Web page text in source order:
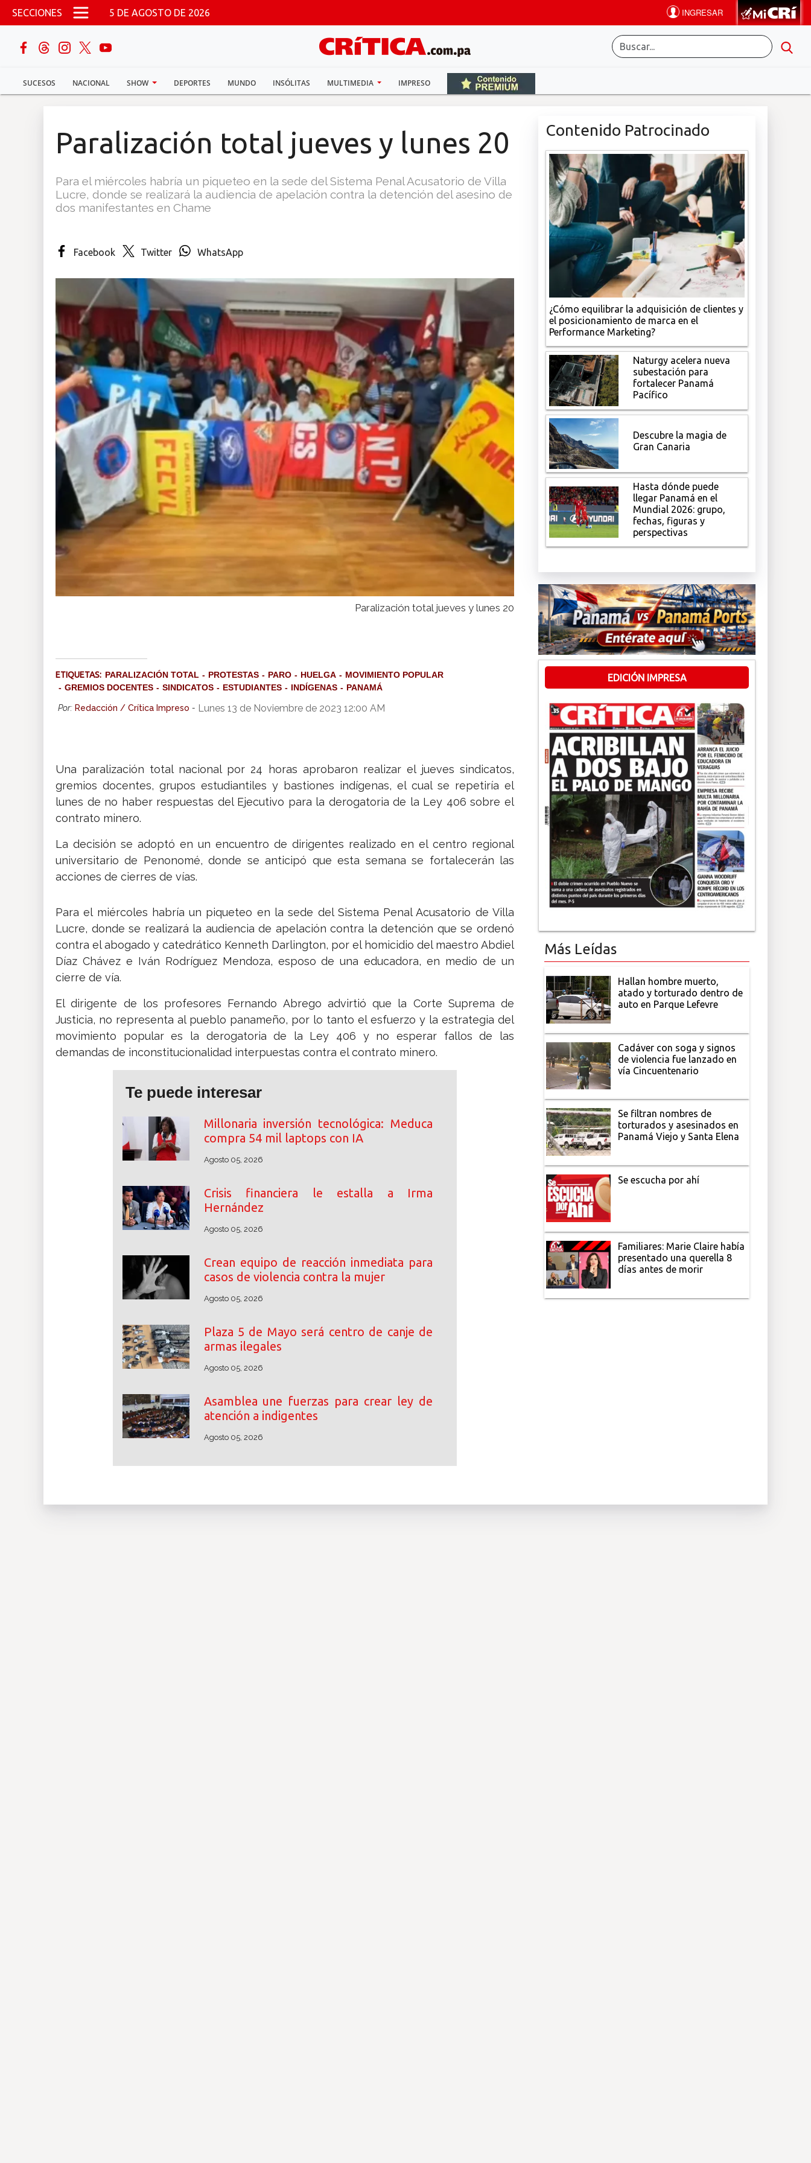
Pasar al contenido principal
SECCIONES 5 DE AGOSTO DE 2026
SUCESOS NACIONAL SHOW DEPORTES MUNDO INSÓLITAS MULTIMEDIA IMPRESO
buscar
Sucesos
Multimedia
Paralización total jueves y lunes 20
Para el miércoles habría un piqueteo en la sede del Sistema Penal Acusatorio de Villa
Lucre, donde se realizará la audiencia de apelación contra la detención del asesino de
dos manifestantes en Chame
Facebook Twitter WhatsApp
Paralización total jueves y lunes 20
ETIQUETAS: PARALIZACIÓN TOTAL PROTESTAS PARO HUELGA
MOVIMIENTO POPULAR
GREMIOS DOCENTES
SINDICATOS ESTUDIANTES INDÍGENAS PANAMÁ
Por: Redacción / Crítica Impreso - Lunes 13 de Noviembre de 2023 12:00 AM
Una paralización total nacional por 24 horas aprobaron realizar el jueves sindicatos,
gremios docentes, grupos estudiantiles y bastiones indígenas, el cual se repetiría el
lunes de no haber respuestas del Ejecutivo para la derogatoria de la Ley 406 sobre el
contrato minero.
La decisión se adoptó en un encuentro de dirigentes realizado en el centro regional
universitario de Penonomé, donde se anticipó que esta semana se fortalecerán las
acciones de cierres de vías.
Para el miércoles habría un piqueteo en la sede del Sistema Penal Acusatorio de Villa
Lucre, donde se realizará la audiencia de apelación contra la detención que se ordenó
contra el abogado y catedrático Kenneth Darlington, por el homicidio del maestro Abdiel
Díaz Chávez e Iván Rodríguez Mendoza, esposo de una educadora, en medio de un
cierre de vía.
El dirigente de los profesores Fernando Abrego advirtió que la Corte Suprema de
Justicia, no representa al pueblo panameño, por lo tanto el esfuerzo y la estrategia del
movimiento popular es la derogatoria de la Ley 406 y no esperar fallos de las
demandas de inconstitucionalidad interpuestas contra el contrato minero.
Te puede interesar
Millonaria inversión tecnológica: Meduca
compra 54 mil laptops con IA
Agosto 05, 2026
Crisis financiera le estalla a Irma
Hernández
Agosto 05, 2026
Crean equipo de reacción inmediata para
casos de violencia contra la mujer
Agosto 05, 2026
Plaza 5 de Mayo será centro de canje de
armas ilegales
Agosto 05, 2026
Asamblea une fuerzas para crear ley de
atención a indigentes
Agosto 05, 2026
Contenido Patrocinado
¿Cómo equilibrar la adquisición de clientes y
el posicionamiento de marca en el
Performance Marketing?
Naturgy acelera nueva
subestación para
fortalecer Panamá
Pacífico
Descubre la magia de
Gran Canaria
Hasta dónde puede
llegar Panamá en el
Mundial 2026: grupo,
fechas, figuras y
perspectivas
EDICIÓN IMPRESA
Más Leídas
Hallan hombre muerto,
atado y torturado dentro de
auto en Parque Lefevre
Cadáver con soga y signos
de violencia fue lanzado en
vía Cincuentenario
Se filtran nombres de
torturados y asesinados en
Panamá Viejo y Santa Elena
Se escucha por ahí
Familiares: Marie Claire había
presentado una querella 8
días antes de morir